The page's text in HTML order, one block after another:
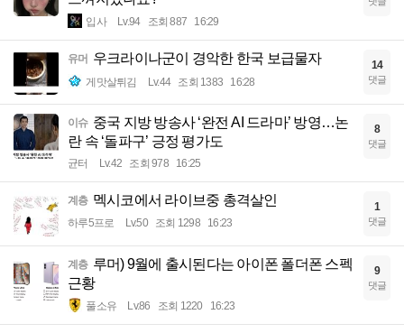
입사 Lv.94 조회 887 16:29
유머 우크라이나군이 경악한 한국 보급물자
게맛살튀김 Lv.44 조회 1383 16:28
14
댓글
이슈 중국 지방 방송사 ‘완전 AI 드라마’ 방영…논
란 속 ‘돌파구’ 긍정 평가도
균터 Lv.42 조회 978 16:25
8
댓글
계층 멕시코에서 라이브중 총격살인
하루5프로 Lv.50 조회 1298 16:23
1
댓글
계층 루머) 9월에 출시된다는 아이폰 폴더폰 스펙
근황
풀소유 Lv.86 조회 1220 16:23
9
댓글